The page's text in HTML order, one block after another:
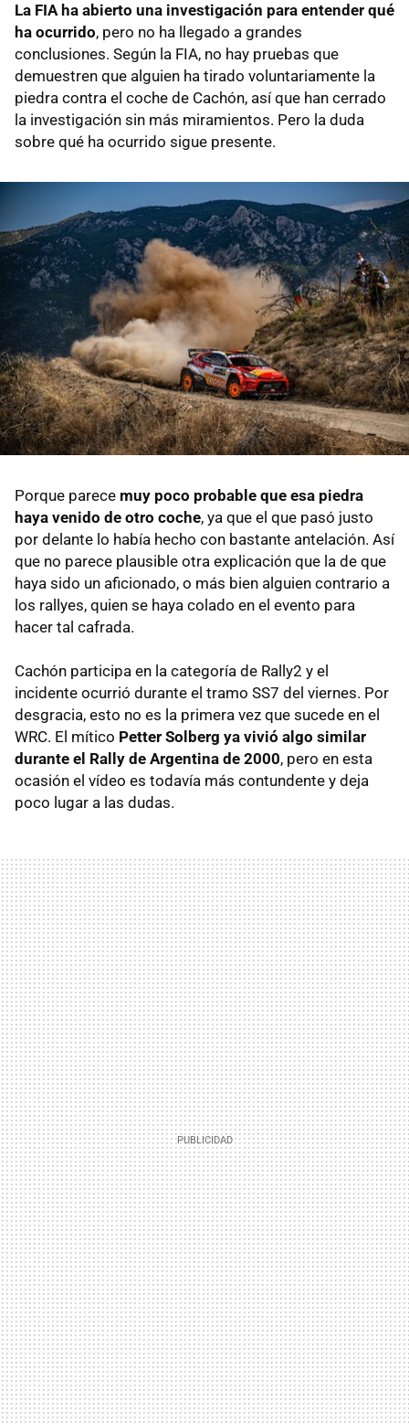
La FIA ha abierto una investigación para entender qué
ha ocurrido, pero no ha llegado a grandes
conclusiones. Según la FIA, no hay pruebas que
demuestren que alguien ha tirado voluntariamente la
piedra contra el coche de Cachón, así que han cerrado
la investigación sin más miramientos. Pero la duda
sobre qué ha ocurrido sigue presente.
Porque parece muy poco probable que esa piedra
haya venido de otro coche, ya que el que pasó justo
por delante lo había hecho con bastante antelación. Así
que no parece plausible otra explicación que la de que
haya sido un aficionado, o más bien alguien contrario a
los rallyes, quien se haya colado en el evento para
hacer tal cafrada.
Cachón participa en la categoría de Rally2 y el
incidente ocurrió durante el tramo SS7 del viernes. Por
desgracia, esto no es la primera vez que sucede en el
WRC. El mítico Petter Solberg ya vivió algo similar
durante el Rally de Argentina de 2000, pero en esta
ocasión el vídeo es todavía más contundente y deja
poco lugar a las dudas.